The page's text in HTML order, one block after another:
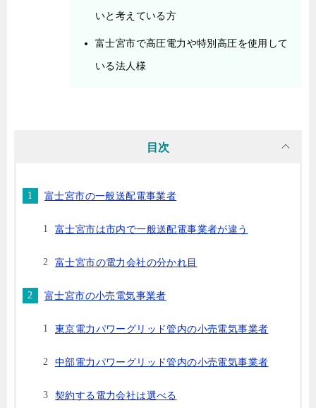
いと考えている方
富士宮市で高圧電力や特別高圧を使用して
いる法人様
目次
富士宮市の一般送配電事業者
富士宮市は市内で一般送配電事業者が違う
富士宮市の電力会社の分かれ目
富士宮市の小売電気事業者
東京電力パワーグリッド管内の小売電気事業者
中部電力パワーグリッド管内の小売電気事業者
契約する電力会社は選べる